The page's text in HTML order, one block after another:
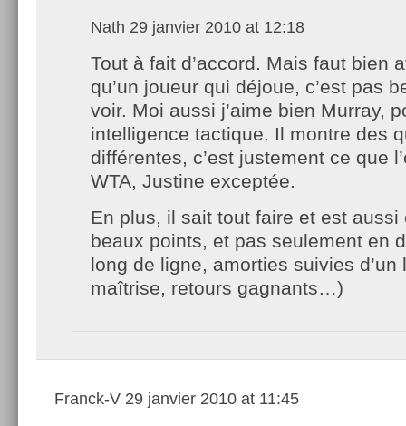
Nath 29 janvier 2010 at 12:18
Tout à fait d’accord. Mais faut bien
qu’un joueur qui déjoue, c’est pas
voir. Moi aussi j’aime bien Murray,
intelligence tactique. Il montre des
différentes, c’est justement ce que
WTA, Justine exceptée.
En plus, il sait tout faire et est aussi
beaux points, et pas seulement en
long de ligne, amorties suivies d’un
maîtrise, retours gagnants…)
Franck-V 29 janvier 2010 at 11:45